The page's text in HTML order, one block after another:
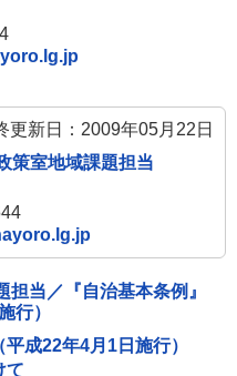
更新日：2009年05月22日
策室地域課題担当
当／『自治基本条例』
行）
成22年4月1日施行）
て